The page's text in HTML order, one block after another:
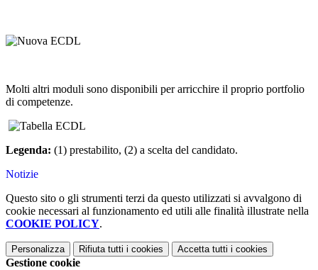
Molti altri moduli sono disponibili per arricchire il proprio portfolio
di competenze.
Legenda: (1) prestabilito, (2) a scelta del candidato.
Notizie
Questo sito o gli strumenti terzi da questo utilizzati si avvalgono di
cookie necessari al funzionamento ed utili alle finalità illustrate nella
COOKIE POLICY.
Personalizza Rifiuta tutti i cookies Accetta tutti i cookies
Gestione cookie